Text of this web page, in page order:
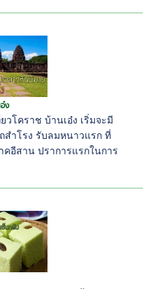
ง
วโคราช บ้านเอ๋ง เริ่มจะมี
สำโรง รับลมหนาวแรก ที่
อีสาน ปราการแรกในการ